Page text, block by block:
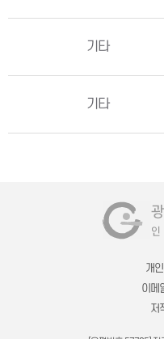
기타
기타
개
이메
저